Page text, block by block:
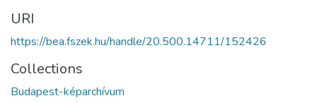
URI
https://bea.fszek.hu/handle/20.500.14711/152426
Collections
Budapest-képarchívum